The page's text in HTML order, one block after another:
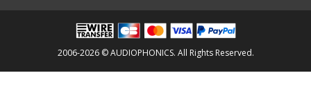
2006-2026 © AUDIOPHONICS. All Rights Reserved.